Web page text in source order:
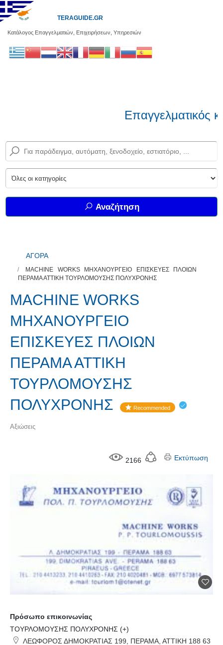
Κατάλογος Επαγγελματιών, Επιχειρήσεων, Υπηρεσιών
TERAGUIDE.GR
Επαγγελματικός
Αναζήτηση
ΑΓΟΡΑ
MACHINE WORKS ΜΗΧΑΝΟΥΡΓΕΙΟ ΕΠΙΣΚΕΥΕΣ ΠΛΟΙΩΝ
ΠΕΡΑΜΑ ΑΤΤΙΚΗ ΤΟΥΡΛΟΜΟΥΣΗΣ ΠΟΛΥΧΡΟΝΗΣ
MACHINE WORKS
ΜΗΧΑΝΟΥΡΓΕΙΟ
ΕΠΙΣΚΕΥΕΣ ΠΛΟΙΩΝ
ΠΕΡΑΜΑ ΑΤΤΙΚΗ
ΤΟΥΡΛΟΜΟΥΣΗΣ
ΠΟΛΥΧΡΟΝΗΣ
Recommended
Αξιώσεις
2166 Εκτύπωση
Πρόσωπο επικοινωνίας
ΤΟΥΡΛΟΜΟΥΣΗΣ ΠΟΛΥΧΡΟΝΗΣ (+)
ΛΕΩΦΟΡΟΣ ΔΗΜΟΚΡΑΤΙΑΣ 199, ΠΕΡΑΜΑ, ΑΤΤΙΚΗ 188 63